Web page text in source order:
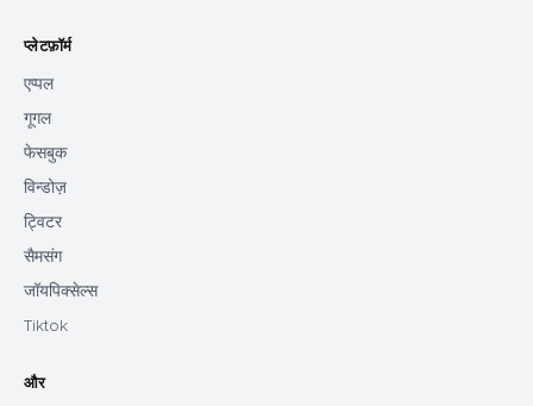
प्लेटफ़ॉर्म
एप्पल
गूगल
फेसबुक
विन्डोज़
ट्विटर
सैमसंग
जॉयपिक्सेल्स
Tiktok
और